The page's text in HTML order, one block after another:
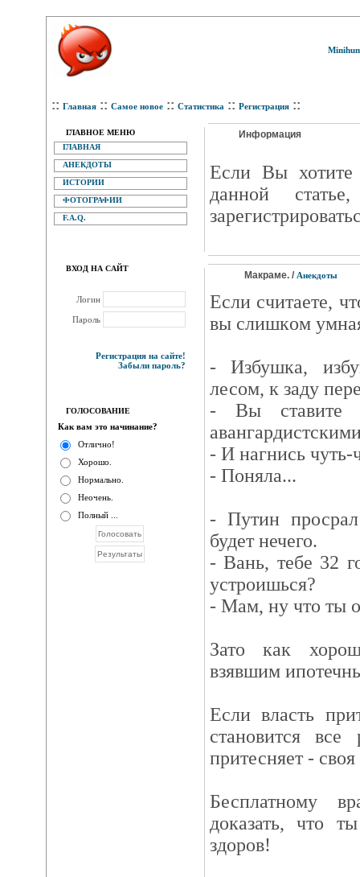
:: Главная :: Самое новое :: Статистика :: Регистрация ::
ГЛАВНОЕ МЕНЮ
ГЛАВНАЯ
АНЕКДОТЫ
ИСТОРИИ
ФОТОГРАФИИ
F.A.Q.
ВХОД НА САЙТ
Логин
Пароль
Регистрация на сайте!
Забыли пароль?
ГОЛОСОВАНИЕ
Как вам это начинание?
Отлично!
Хорошо.
Нормально.
Неочень.
Полный ...
Информация
Eсли Вы хотите
данной
Макраме. / Анекдоты
Еcли cчитaeтe,
вы cлишкoм
- Избушка,
лесом, к заду
- Вы ставите
- И нагнись чуть-
- Поняла...
- Путин
будет нечего.
- Вань, тебе 32
устроишься?
- Мам, ну что ты
Зато как
взявшим
Если власть
становится все
притесняет -
Бесплатному
доказать, что
здоров!